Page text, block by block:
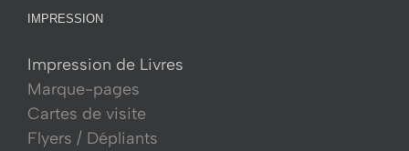
IMPRESSION
Impression de Livres
Marque-pages
Cartes de visite
Flyers / Dépliants